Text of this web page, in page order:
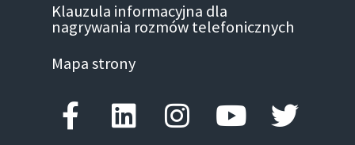
Klauzula informacyjna dla
nagrywania rozmów telefonicznych
Mapa strony
Facebook-f
LinkedinInstagram
Youtube